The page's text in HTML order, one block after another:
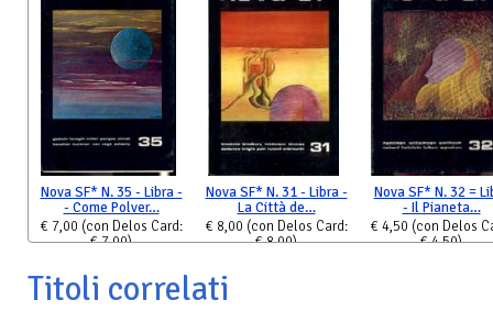
Nova SF* N. 35 - Libra -
- Come Polver…
€ 7,00 (con Delos Card:
€ 7,00)
Nova SF* N. 31 - Libra -
La Città de…
€ 8,00 (con Delos Card:
€ 8,00)
Nova SF* N. 32 =
- Il Pianeta…
€ 4,50 (con Delos
€ 4,50)
Titoli correlati